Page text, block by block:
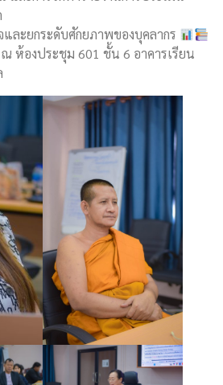
และยกระดับศักยภาพของบุคลากร
ห้องประชุม 601 ชั้น 6 อาคารเรียน